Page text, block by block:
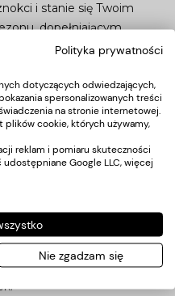
i stanie się Twoim
dopełniającym
hybrydową Claresa, nałóż
hybrydowego i
W celu osiągnięcia
możesz
aplikując i utwardzając
Polityka prywatności
dotyczących odwiedzających,
spersonalizowanych treści
na stronie internetowej.
cookie, których używamy,
reklam i pomiaru skuteczności
Google LLC, więcej
Nie zgadzam się